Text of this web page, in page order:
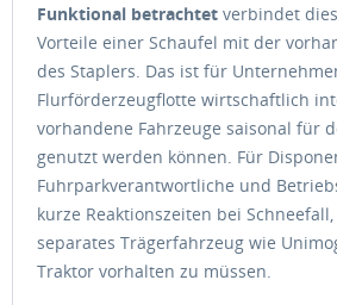
Funktional betrachtet verbindet
Vorteile einer Schaufel mit der
des Staplers. Das ist für
Flurförderzeugflotte wirtschaftlich
vorhandene Fahrzeuge saisonal für
genutzt werden können. Für
Fuhrparkverantwortliche und
kurze Reaktionszeiten bei
separates Trägerfahrzeug wie
Traktor vorhalten zu müssen.